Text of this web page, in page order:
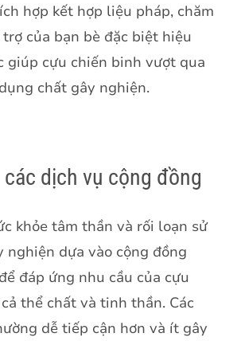
hợp kết hợp liệu pháp, chăm
của bạn bè đặc biệt hiệu
giúp cựu chiến binh vượt qua
chất gây nghiện.
dịch vụ cộng đồng
khỏe tâm thần và rối loạn sử
nghiện dựa vào cộng đồng
đáp ứng nhu cầu của cựu
thể chất và tinh thần. Các
dễ tiếp cận hơn và ít gây